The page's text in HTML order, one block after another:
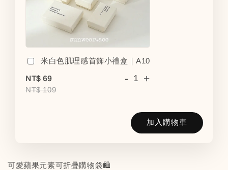
米白色肌理感首飾小禮盒｜A10
NT$ 69
NT$ 109
- +
加入購物車
可愛蘋果元素可折疊購物袋🛍️